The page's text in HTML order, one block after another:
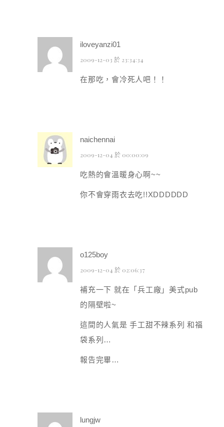
iloveyanzi01
2009-12-03 於 23:34:34
在那吃，會冷死人吧！！
naichennai
2009-12-04 於 00:00:09
吃熱的會溫暖身心啊~~
你不會穿雨衣去吃!!XDDDDDD
o125boy
2009-12-04 於 02:06:37
補充一下 就在「兵工廠」美式pub
的隔壁啦~
這間的人氣是 手工甜不辣系列 和福
袋系列…
報告完畢…
lungjw